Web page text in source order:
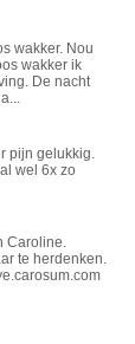
wakker. Nou
wakker ik
De nacht
pijn gelukkig.
wel 6x zo
Caroline.
te herdenken.